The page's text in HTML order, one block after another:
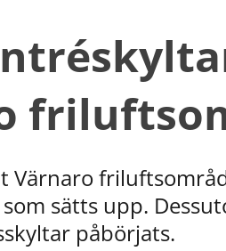
Värnaro
sätts upp.
påbörjats.